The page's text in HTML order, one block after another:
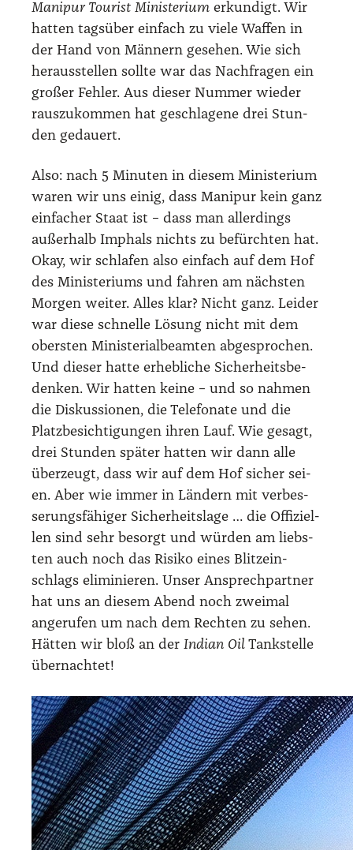
Mani­pur Tou­rist Minis­te­ri­um erkun­digt. Wir
hat­ten tags­über ein­fach zu vie­le Waf­fen in
der Hand von Män­nern gese­hen. Wie sich
her­aus­stel­len soll­te war das Nach­fra­gen ein
gro­ßer Feh­ler. Aus die­ser Num­mer wie­der
raus­zu­kom­men hat geschla­ge­ne drei Stun­
den gedau­ert.
Also: nach 5 Minu­ten in die­sem Minis­te­ri­um
waren wir uns einig, dass Mani­pur kein ganz
ein­fa­cher Staat ist – dass man aller­dings
außer­halb Imphals nichts zu befürch­ten hat.
Okay, wir schla­fen also ein­fach auf dem Hof
des Minis­te­ri­ums und fah­ren am nächs­ten
Mor­gen wei­ter. Alles klar? Nicht ganz. Lei­der
war die­se schnel­le Lösung nicht mit dem
obers­ten Minis­te­ri­al­be­am­ten abge­spro­chen.
Und die­ser hat­te erheb­li­che Sicher­heits­be­
den­ken. Wir hat­ten kei­ne – und so nah­men
die Dis­kus­sio­nen, die Tele­fo­na­te und die
Platz­be­sich­ti­gun­gen ihren Lauf. Wie gesagt,
drei Stun­den spä­ter hat­ten wir dann alle
über­zeugt, dass wir auf dem Hof sicher sei­
en. Aber wie immer in Län­dern mit ver­bes­
se­rungs­fä­hi­ger Sicher­heits­la­ge … die Offi­zi­el­
len sind sehr besorgt und wür­den am liebs­
ten auch noch das Risi­ko eines Blitz­ein­
schlags eli­mi­nie­ren. Unser Ansprech­part­ner
hat uns an die­sem Abend noch zwei­mal
ange­ru­fen um nach dem Rech­ten zu sehen.
Hät­ten wir bloß an der Indi­an Oil Tank­stel­le
über­nach­tet!